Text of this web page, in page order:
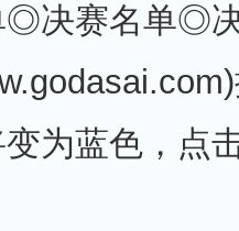
◎决赛名单◎
为蓝色，点